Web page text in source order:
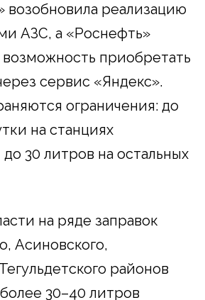
возобновила реализацию
АЗС, а «Роснефть»
приобретать
сервис «Яндекс».
ограничения: до
на станциях
30 литров на остальных
на ряде заправок
Асиновского,
районов
30–40 литров